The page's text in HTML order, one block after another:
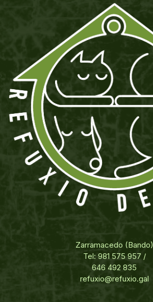
Zarramacedo (Bando)
Tel: 981 575 957 /
646 492 835
refuxio@refuxio.gal